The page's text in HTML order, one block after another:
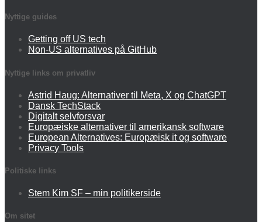
Nyttige guides
Getting off US tech
Non-US alternatives på GitHub
Nyttige links om privatliv
Astrid Haug: Alternativer til Meta, X og ChatGPT
Dansk TechStack
Digitalt selvforsvar
Europæiske alternativer til amerikansk software
European Alternatives: Europæisk it og software
Privacy Tools
Politiske links
Stem Kim SF – min politikerside
Om sitet